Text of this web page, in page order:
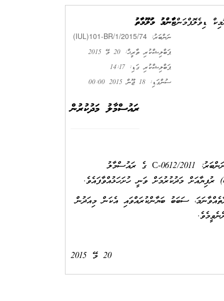
ޢާންމު މަޢުލޫމާތު
ނަންބަރު: (IUL)101-BR/1/2015/74
ޕަބްލިޝްކުރި ތާރީޚް: 20 މޭ 2015
ޕަބްލިޝްކުރި ގަޑި: 14:17
ސުންގަޑި: 18 ޖޫން 2015 00:00
ޑިވެލޮޕްމަންޓް
ރައުސްމާލު މަދުކުރުން
އޭކްރޯ ޕްރައިވެޓް ލިމިޓެޑް(ACRO PVT LTD) ރަޖިސްޓަރީ ނަންބަރު: C-0612/2011 ގެ ރައުސްމާލު
ސަބަބު ބަޔާންކުރައްވައި އެކަން މިއަދުން
20 މޭ 2015